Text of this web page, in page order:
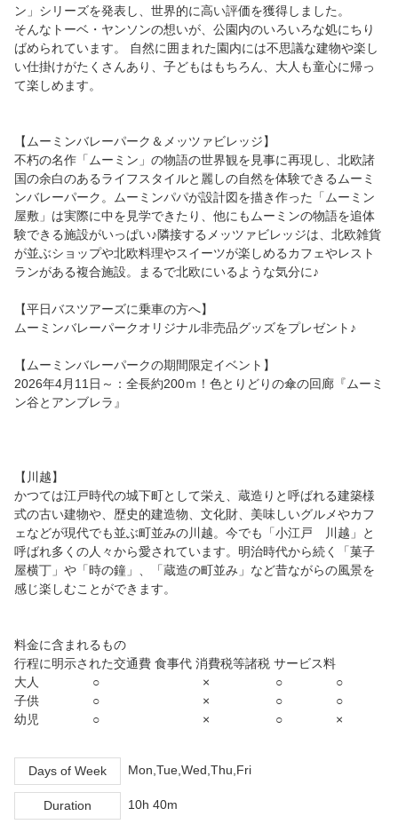
ン」シリーズを発表し、世界的に高い評価を獲得しました。
そんなトーベ・ヤンソンの想いが、公園内のいろいろな処にちり
ばめられています。 自然に囲まれた園内には不思議な建物や楽し
い仕掛けがたくさんあり、子どもはもちろん、大人も童心に帰っ
て楽しめます。
【ムーミンバレーパーク＆メッツァビレッジ】
不朽の名作「ムーミン」の物語の世界観を見事に再現し、北欧諸
国の余白のあるライフスタイルと麗しの自然を体験できるムーミ
ンバレーパーク。ムーミンパパが設計図を描き作った「ムーミン
屋敷」は実際に中を見学できたり、他にもムーミンの物語を追体
験できる施設がいっぱい♪隣接するメッツァビレッジは、北欧雑貨
が並ぶショップや北欧料理やスイーツが楽しめるカフェやレスト
ランがある複合施設。まるで北欧にいるような気分に♪
【平日バスツアーズに乗車の方へ】
ムーミンバレーパークオリジナル非売品グッズをプレゼント♪
【ムーミンバレーパークの期間限定イベント】
2026年4月11日～：全長約200ｍ！色とりどりの傘の回廊『ムーミ
ン谷とアンブレラ』
【川越】
かつては江戸時代の城下町として栄え、蔵造りと呼ばれる建築様
式の古い建物や、歴史的建造物、文化財、美味しいグルメやカフ
ェなどが現代でも並ぶ町並みの川越。今でも「小江戸 川越」と
呼ばれ多くの人々から愛されています。明治時代から続く「菓子
屋横丁」や「時の鐘」、「蔵造の町並み」など昔ながらの風景を
感じ楽しむことができます。
料金に含まれるもの
行程に明示された交通費 食事代 消費税等諸税 サービス料
大人 ○ × ○ ○
子供 ○ × ○ ○
幼児 ○ × ○ ×
Days of Week Mon,Tue,Wed,Thu,Fri
Duration 10h 40m